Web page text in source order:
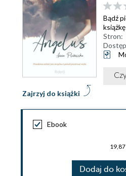
Zajrzyj do książki
Bądź
książkę
Stron:
Ebook
Dodaj do